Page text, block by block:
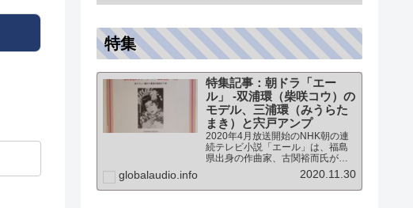
特集
特集記事：朝ドラ「エー
ル」 -双浦環（柴咲コウ）の
モデル、三浦環（みうらた
まき）と宍戸アンプ
2020年4月放送開始のNHK朝の連
続テレビ小説「エール」は、福島
県出身の作曲家、古関裕而氏がモ
デルとなっています。このドラマ
に登場する戦前の声楽家、三浦環
さんと、本サイトにも登場する宍
globalaudio.info 2020.11.30